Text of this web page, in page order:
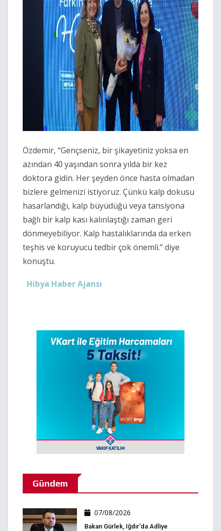
Özdemir, “Gençseniz, bir şikayetiniz yoksa en
azından 40 yaşından sonra yılda bir kez
doktora gidin. Her şeyden önce hasta olmadan
bizlere gelmenizi istiyoruz. Çünkü kalp dokusu
hasarlandığı, kalp büyüdüğü veya tansiyona
bağlı bir kalp kası kalınlaştığı zaman geri
dönmeyebiliyor. Kalp hastalıklarında da erken
teşhis ve koruyucu tedbir çok önemli.” diye
konuştu.
Hibya Haber Ajansı
Gündem
07/08/2026
Bakan Gürlek, Iğdır'da Adliye